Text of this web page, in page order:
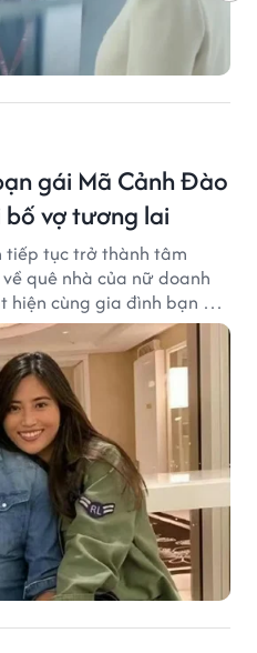
gái Mã Cảnh Đào
vợ tương lai
tiếp tục trở thành tâm
quê nhà của nữ doanh
hiện cùng gia đình bạn gái
sự quan tâm trên mạng